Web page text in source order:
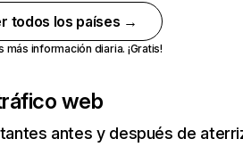
todos los países →
más información diaria. ¡Gratis!
web
antes y después de